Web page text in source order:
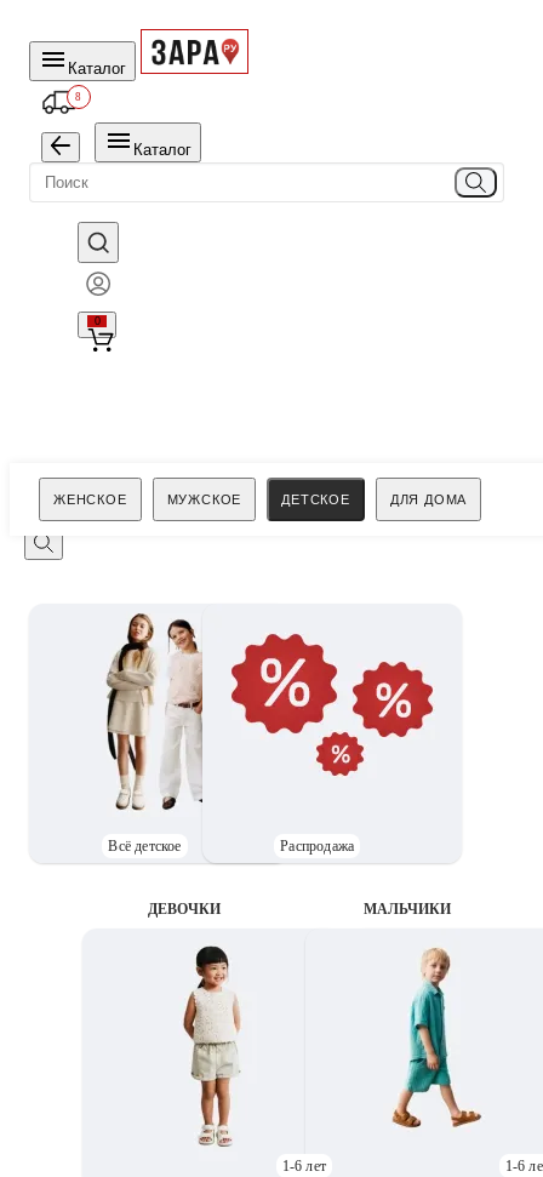
Каталог
8
Каталог
0
ЖЕНСКОЕ МУЖСКОЕ ДЕТСКОЕ ДЛЯ ДОМА
Поиск
Всё детское Распродажа
ДЕВОЧКИ
1-6 лет
MАЛЬЧИКИ
1-6